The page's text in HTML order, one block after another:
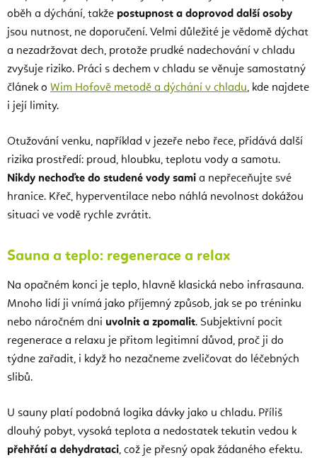
oběh a dýchání, takže postupnost a doprovod další osoby
jsou nutnost, ne doporučení. Velmi důležité je vědomě dýchat
a nezadržovat dech, protože prudké nadechování v chladu
zvyšuje riziko. Práci s dechem v chladu se věnuje samostatný
článek o Wim Hofově metodě a dýchání v chladu, kde najdete
i její limity.
Otužování venku, například v jezeře nebo řece, přidává další
rizika prostředí: proud, hloubku, teplotu vody a samotu.
Nikdy nechoďte do studené vody sami a nepřeceňujte své
hranice. Křeč, hyperventilace nebo náhlá nevolnost dokážou
situaci ve vodě rychle zvrátit.
Sauna a teplo: regenerace a relax
Na opačném konci je teplo, hlavně klasická nebo infrasauna.
Mnoho lidí ji vnímá jako příjemný způsob, jak se po tréninku
nebo náročném dni uvolnit a zpomalit. Subjektivní pocit
regenerace a relaxu je přitom legitimní důvod, proč ji do
týdne zařadit, i když ho nezačneme zveličovat do léčebných
slibů.
U sauny platí podobná logika dávky jako u chladu. Příliš
dlouhý pobyt, vysoká teplota a nedostatek tekutin vedou k
přehřátí a dehydrataci, což je přesný opak žádaného efektu.